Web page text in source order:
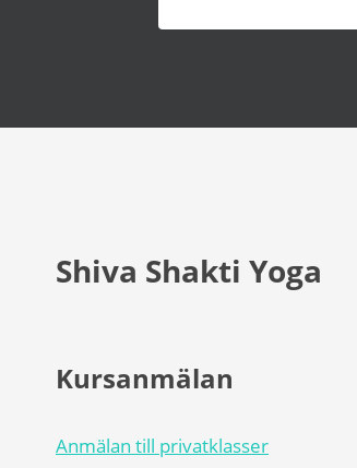
Shiva Shakti Yoga
Kursanmälan
Anmälan till privatklasser